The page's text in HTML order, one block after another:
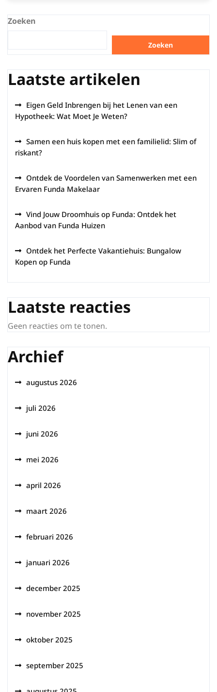
Zoeken
Zoeken
Laatste artikelen
Eigen Geld Inbrengen bij het Lenen van een
Hypotheek: Wat Moet Je Weten?
Samen een huis kopen met een familielid: Slim of
riskant?
Ontdek de Voordelen van Samenwerken met een
Ervaren Funda Makelaar
Vind Jouw Droomhuis op Funda: Ontdek het
Aanbod van Funda Huizen
Ontdek het Perfecte Vakantiehuis: Bungalow
Kopen op Funda
Laatste reacties
Geen reacties om te tonen.
Archief
augustus 2026
juli 2026
juni 2026
mei 2026
april 2026
maart 2026
februari 2026
januari 2026
december 2025
november 2025
oktober 2025
september 2025